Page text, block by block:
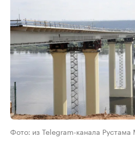
Фото: из Telegram-канала Рустама